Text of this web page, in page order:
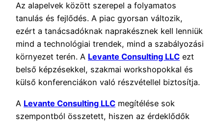
Az alapelvek között szerepel a folyamatos
tanulás és fejlődés. A piac gyorsan változik,
ezért a tanácsadóknak naprakésznek kell lenniük
mind a technológiai trendek, mind a szabályozási
környezet terén. A Levante Consulting LLC ezt
belső képzésekkel, szakmai workshopokkal és
külső konferenciákon való részvétellel biztosítja.
A Levante Consulting LLC megítélése sok
szempontból összetett, hiszen az érdeklődők